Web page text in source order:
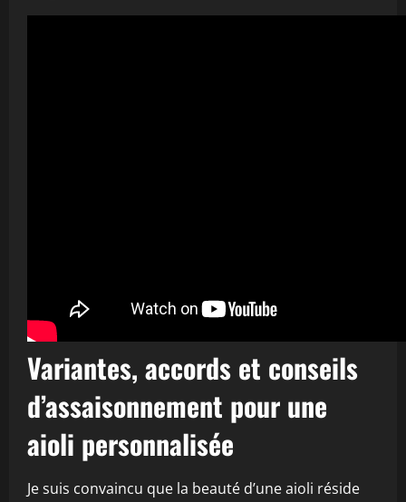
Variantes, accords et conseils
d’assaisonnement pour une
aioli personnalisée
Je suis convaincu que la beauté d’une aioli réside